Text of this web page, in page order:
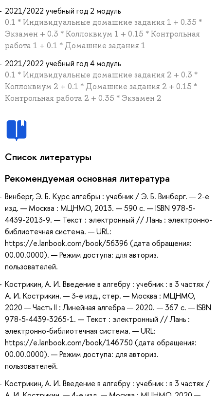
2021/2022 учебный год 2 модуль
0.1 * Индивидуальные домашние задания 1 + 0.35 *
Экзамен + 0.3 * Коллоквиум 1 + 0.15 * Контрольная
работа 1 + 0.1 * Домашние задания 1
2021/2022 учебный год 4 модуль
0.1 * Индивидуальные домашние задания 2 + 0.3 *
Коллоквиум 2 + 0.1 * Домашние задания 2 + 0.15 *
Контрольная работа 2 + 0.35 * Экзамен 2
Список литературы
Рекомендуемая основная литература
Винберг, Э. Б. Курс алгебры : учебник / Э. Б. Винберг. — 2-е
изд. — Москва : МЦНМО, 2013. — 590 с. — ISBN 978-5-
4439-2013-9. — Текст : электронный // Лань : электронно-
библиотечная система. — URL:
https://e.lanbook.com/book/56396 (дата обращения:
00.00.0000). — Режим доступа: для авториз.
пользователей.
Кострикин, А. И. Введение в алгебру : учебник : в 3 частях /
А. И. Кострикин. — 3-е изд., стер. — Москва : МЦНМО,
2020 — Часть II : Линейная алгебра — 2020. — 367 с. — ISBN
978-5-4439-3265-1. — Текст : электронный // Лань :
электронно-библиотечная система. — URL:
https://e.lanbook.com/book/146750 (дата обращения:
00.00.0000). — Режим доступа: для авториз.
пользователей.
Кострикин, А. И. Введение в алгебру : учебник : в 3 частях /